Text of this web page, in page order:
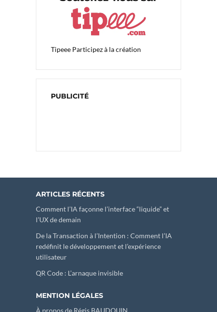
Tipeee Participez à la création
PUBLICITÉ
ARTICLES RÉCENTS
Comment l’IA façonne l’interface “liquide” et
l’UX de demain
De la Transaction à l’Intention : Comment l’IA
redéfinit le développement et l’expérience
utilisateur
QR Code : L’arnaque invisible
MENTION LÉGALES
À propos de Régis BAUDOUIN